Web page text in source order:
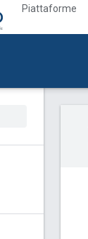
Piattaforme